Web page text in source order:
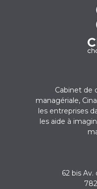
Cabinet de
managériale,
les entreprises
les aide à
62 bis